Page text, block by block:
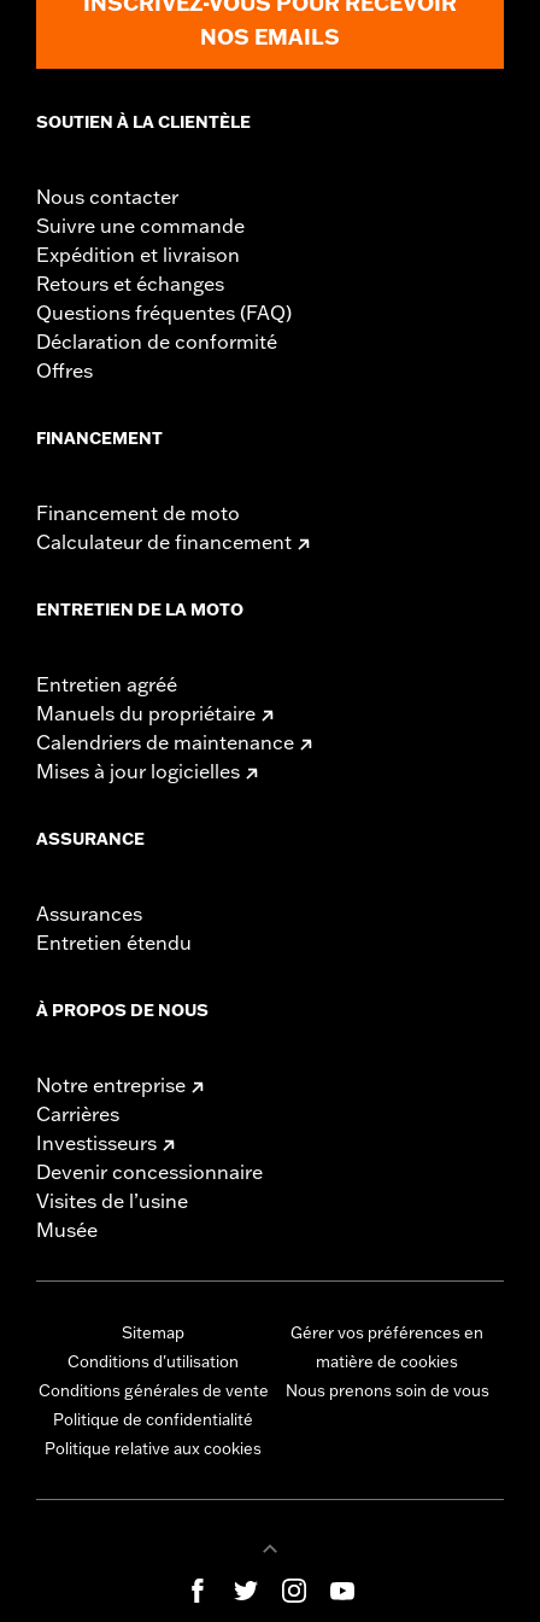
NOS EMAILS
SOUTIEN À LA CLIENTÈLE
Nous contacter
Suivre une commande
Expédition et livraison
Retours et échanges
Questions fréquentes (FAQ)
Déclaration de conformité
Offres
FINANCEMENT
Financement de moto
Calculateur de financement
ENTRETIEN DE LA MOTO
Entretien agréé
Manuels du propriétaire
Calendriers de maintenance
Mises à jour logicielles
ASSURANCE
Assurances
Entretien étendu
À PROPOS DE NOUS
Notre entreprise
Carrières
Investisseurs
Devenir concessionnaire
Visites de l’usine
Musée
Sitemap
Conditions d'utilisation
Conditions générales de vente
Politique de confidentialité
Politique relative aux cookies
Gérer vos préférences en
matière de cookies
Nous prenons soin de vous